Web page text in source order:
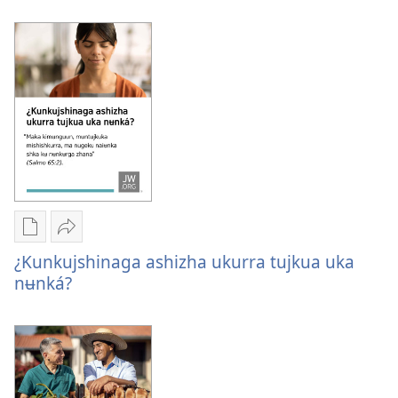
de
publicaciones
¿Nene
nʉnka
Kunkujshina?
Kunkujshina?
Opciones
de
descarga
publicaciones
¿Kunkujshinaga
ashizha
ukurra
Zhikawega
¿Kunkujshinaga
ashizha
tujkua
uka
nʉnká?
¿Kunkujshinaga ashizha ukurra tujkua uka
nʉnká?